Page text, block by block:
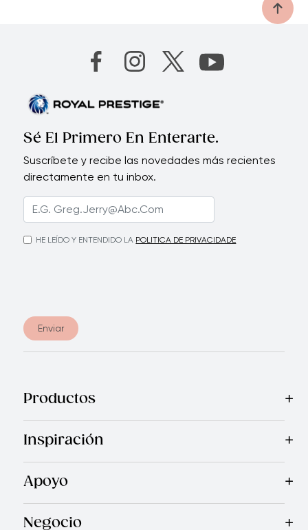
Sé El Primero En Enterarte.
Suscríbete y recibe las novedades más recientes
directamente en tu inbox.
HE LEÍDO Y ENTENDIDO LA POLITICA DE PRIVACIDADE
Enviar
Productos
Mas VendidosCocinaCuchillosVajillasElectrodomésticos
Inspiración
RecetasBlogRoyal TVRevista Royal PrestigePrograma
Apoyo
ContáctanosQuienes SomosGarantía Royal Prestige
Negocio